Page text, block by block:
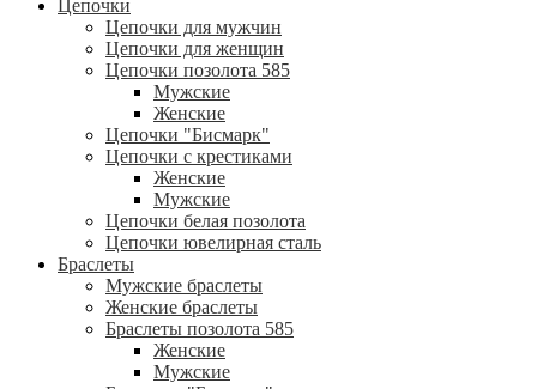
Цепочки
Цепочки для мужчин
Цепочки для женщин
Цепочки позолота 585
Мужские
Женские
Цепочки "Бисмарк"
Цепочки с крестиками
Женские
Мужские
Цепочки белая позолота
Цепочки ювелирная сталь
Браслеты
Мужские браслеты
Женские браслеты
Браслеты позолота 585
Женские
Мужские